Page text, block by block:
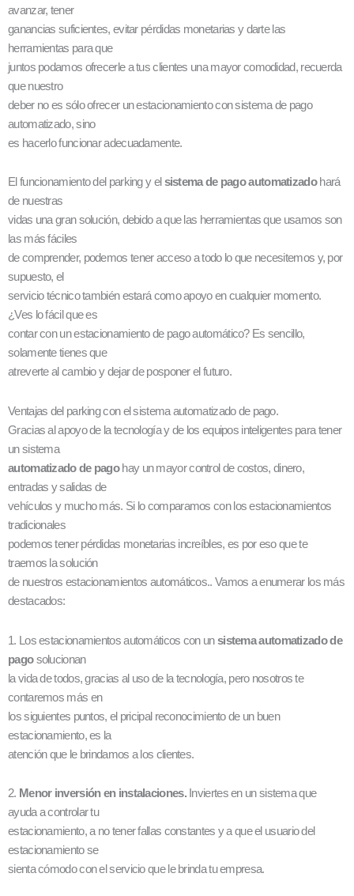
avanzar, tener
ganancias suficientes, evitar pérdidas monetarias y darte las
herramientas para que
juntos podamos ofrecerle a tus clientes una mayor comodidad, recuerda
que nuestro
deber no es sólo ofrecer un estacionamiento con sistema de pago
automatizado, sino
es hacerlo funcionar adecuadamente.
El funcionamiento del parking y el sistema de pago automatizadohará
de nuestras
vidas una gran solución, debido a que las herramientas que usamos son
las más fáciles
de comprender, podemos tener acceso a todo lo que necesitemos y, por
supuesto, el
servicio técnico también estará como apoyo en cualquier momento.
¿Ves lo fácil que es
contar con un estacionamiento de pago automático? Es sencillo,
solamente tienes que
atreverte al cambio y dejar de posponer el futuro.
Ventajas del parking con el sistema automatizado de pago.
Gracias al apoyo de la tecnología y de los equipos inteligentes para tener
un sistema
automatizado de pagohay un mayor control de costos, dinero,
entradas y salidas de
vehículos y mucho más. Si lo comparamos con los estacionamientos
tradicionales
podemos tener pérdidas monetarias increíbles, es por eso que te
traemos la solución
de nuestros estacionamientos automáticos.. Vamos a enumerar los más
destacados:
1. Los estacionamientos automáticos con unsistema automatizado de
pagosolucionan
la vida de todos, gracias al uso de la tecnología, pero nosotros te
contaremos más en
los siguientes puntos, el pricipal reconocimiento de un buen
estacionamiento, es la
atención que le brindamos a los clientes.
2. Menor inversión en instalaciones.Inviertes en un sistema que
ayuda a controlar tu
estacionamiento, a no tener fallas constantes y a que el usuario del
estacionamiento se
sienta cómodo con el servicio que le brinda tu empresa.